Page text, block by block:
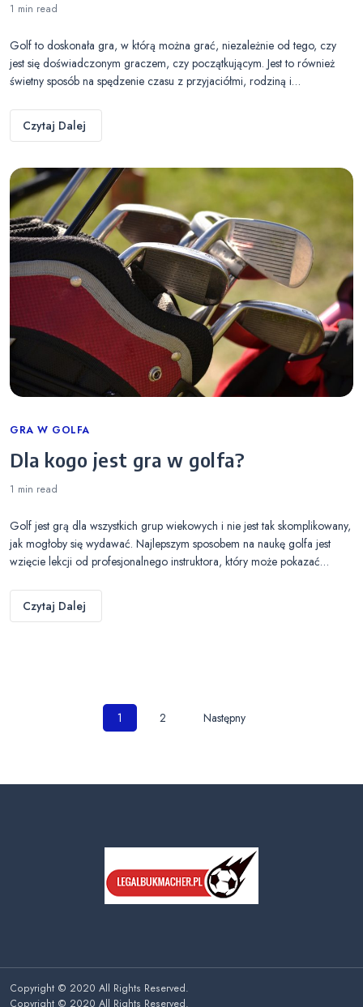
1 min read
Golf to doskonała gra, w którą można grać, niezależnie od tego, czy
jest się doświadczonym graczem, czy początkującym. Jest to również
świetny sposób na spędzenie czasu z przyjaciółmi, rodziną i…
Czytaj Dalej
Categories
GRA W GOLFA
Dla kogo jest gra w golfa?
1 min read
Golf jest grą dla wszystkich grup wiekowych i nie jest tak skomplikowany,
jak mogłoby się wydawać. Najlepszym sposobem na naukę golfa jest
wzięcie lekcji od profesjonalnego instruktora, który może pokazać…
Czytaj Dalej
Nawigacja
1 2 Następny
Copyright © 2020 All Rights Reserved.
Copyright © 2020 All Rights Reserved.